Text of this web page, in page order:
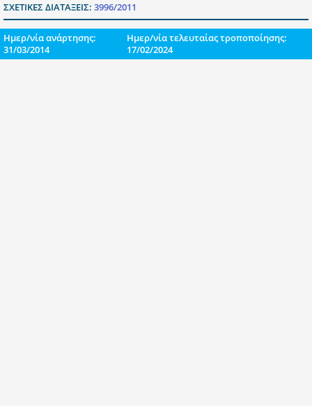
ΣΧΕΤΙΚΕΣ ΔΙΑΤΑΞΕΙΣ: 3996/2011
Ημερ/νία ανάρτησης:
31/03/2014
Ημερ/νία τελευταίας τροποποίησης:
17/02/2024